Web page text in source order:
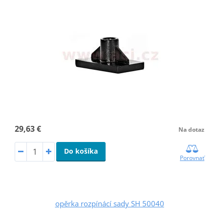
29,63 € Na dotaz
Do košíka
Porovnať
opěrka rozpínácí sady SH 50040